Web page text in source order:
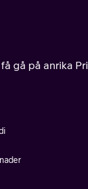
gå på anrika